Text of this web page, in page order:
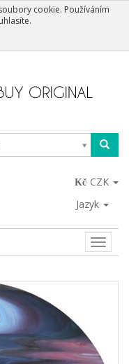
cookie. Používáním
CZK
Jazyk
Toggle